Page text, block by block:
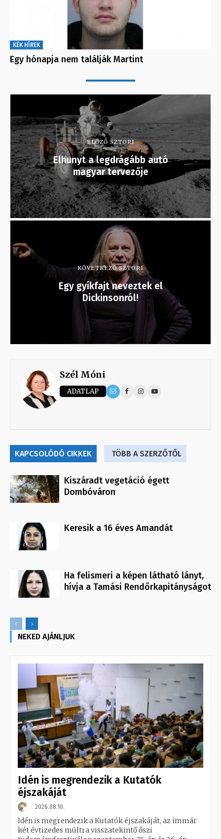
KÉK HÍREK
Egy hónapja nem találják Martint
ELŐZŐ SZTORI
Elhunyt a legdrágább autó
magyar tervezője
KÖVETKEZŐ SZTORI
Egy gyíkfajt neveztek el
Dickinsonról!
Szél Móni
ADATLAP
KAPCSOLÓDÓ CIKKEK TÖBB A SZERZŐTŐL
Kiszáradt vegetáció égett
Dombóváron
Keresik a 16 éves Amandát
Ha felismeri a képen látható lányt,
hívja a Tamási Rendőrkapitányságot
NEKED AJÁNLJUK
Idén is megrendezik a Kutatók
éjszakáját
2026.08.10.
Idén is megrendezik a Kutatók éjszakáját, az immár
két évtizedes múltra visszatekintő őszi